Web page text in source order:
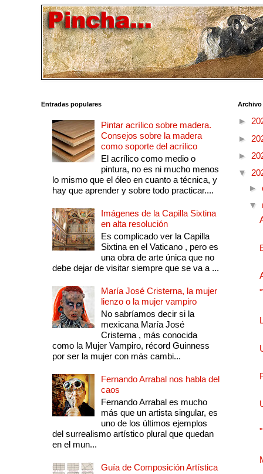
Entradas populares
Pintar acrílico sobre madera.
Consejos sobre la madera
como soporte del acrílico
El acrílico como medio o
pintura, no es ni mucho menos
lo mismo que el óleo en cuanto a técnica, y
hay que aprender y sobre todo practicar....
Imágenes de la Capilla Sixtina
en alta resolución
Es complicado ver la Capilla
Sixtina en el Vaticano , pero es
una obra de arte única que no
debe dejar de visitar siempre que se va a ...
María José Cristerna, la mujer
lienzo o la mujer vampiro
No sabríamos decir si la
mexicana María José
Cristerna , más conocida
como la Mujer Vampiro, récord Guinness
por ser la mujer con más cambi...
Fernando Arrabal nos habla del
caos
Fernando Arrabal es mucho
más que un artista singular, es
uno de los últimos ejemplos
del surrealismo artístico plural que quedan
en el mun...
Guía de Composición Artística
►
►
►
▼
►
▼